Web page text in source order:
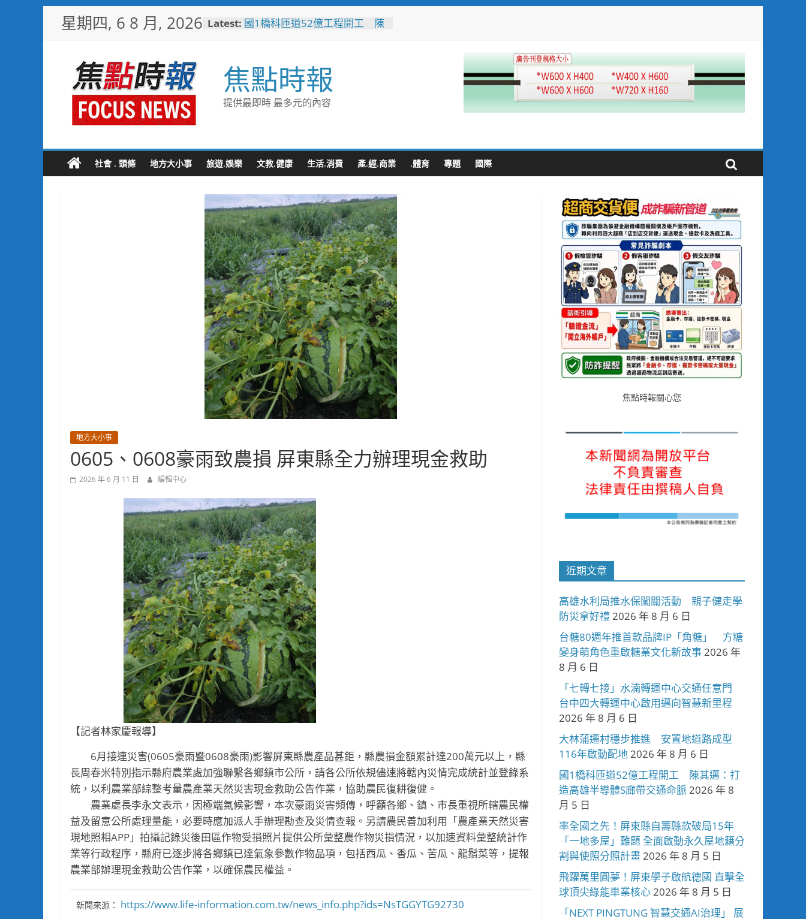
星期四, 6 8 月, 2026 Latest: 國1橋科匝道52億工程開工 陳
子健走學防災拿好禮
台糖80週年推首款品牌IP「角
糖」 方糖變身萌角色重啟糖業
文化新故事
大林蒲遷村穩步推進 安置地道
路成型116年啟動配地
焦點時報
提供最即時 最多元的內容
社會 . 頭條 地方大小事 旅遊.娛樂 文教.健康 生活.消費 產.經.商業 .體育 專題 國際
地方大小事
0605、0608豪雨致農損 屏東縣全力辦理現金救助
2026 年 6 月 11 日 編輯中心
【記者林家慶報導】
6月接連災害(0605豪雨暨0608豪雨)影響屏東縣農產品甚鉅，縣農損金額累計達200萬元以上，縣
長周春米特別指示縣府農業處加強聯繫各鄉鎮市公所，請各公所依規儘速將轄內災情完成統計並登錄系
統，以利農業部綜整考量農產業天然災害現金救助公告作業，協助農民復耕復健。
農業處長李永文表示，因極端氣候影響，本次豪雨災害頻傳，呼籲各鄉、鎮、市長重視所轄農民權
益及留意公所處理量能，必要時應加派人手辦理勘查及災情查報。另請農民善加利用「農產業天然災害
現地照相APP」拍攝記錄災後田區作物受損照片提供公所彙整農作物災損情況，以加速資料彙整統計作
業等行政程序，縣府已逐步將各鄉鎮已達氣象參數作物品項，包括西瓜、香瓜、苦瓜、龍鬚菜等，提報
農業部辦理現金救助公告作業，以確保農民權益。
新聞來源： https://www.life-information.com.tw/news_info.php?ids=NsTGGYTG92730
焦點時報關心您
近期文章
高雄水利局推水保闖關活動 親子健走學
防災拿好禮2026 年 8 月 6 日
台糖80週年推首款品牌IP「角糖」 方糖
變身萌角色重啟糖業文化新故事2026 年
8 月 6 日
「七轉七接」水湳轉運中心交通任意門
台中四大轉運中心啟用邁向智慧新里程
2026 年 8 月 6 日
大林蒲遷村穩步推進 安置地道路成型
116年啟動配地2026 年 8 月 6 日
國1橋科匝道52億工程開工 陳其邁：打
造高雄半導體S廊帶交通命脈2026 年 8
月 5 日
率全國之先！屏東縣自籌縣款破局15年
「一地多屋」難題 全面啟動永久屋地籍分
割與使照分照計畫2026 年 8 月 5 日
飛躍萬里圓夢！屏東學子啟航德國 直擊全
球頂尖綠能車業核心2026 年 8 月 5 日
「NEXT PINGTUNG 智慧交通AI治理」 展